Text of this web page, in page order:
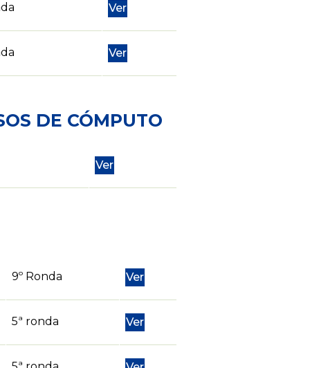
Ver
Ver
DE CÓMPUTO
Ver
9º Ronda Ver
5ª ronda Ver